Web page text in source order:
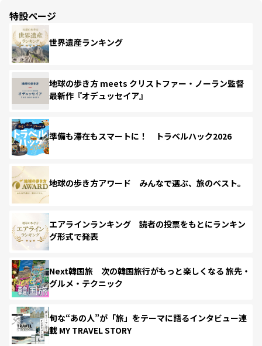
特設ページ
世界遺産ランキング
地球の歩き方 meets クリストファー・ノーラン監督
最新作『オデュッセイア』
準備も滞在もスマートに！ トラベルハック2026
地球の歩き方アワード みんなで選ぶ、旅のベスト。
エアラインランキング 読者の投票をもとにランキン
グ形式で発表
Next韓国旅 次の韓国旅行がもっと楽しくなる 旅先・
グルメ・テクニック
旬な“あの人”が「旅」をテーマに語るインタビュー連
載 MY TRAVEL STORY